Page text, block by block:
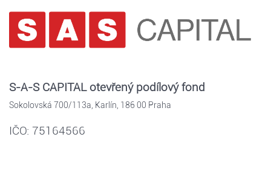
S-A-S CAPITAL otevřený podílový fond
Sokolovská 700/113a, Karlín, 186 00 Praha
IČO: 75164566